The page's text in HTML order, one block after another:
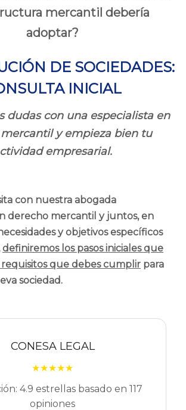
mercantil debería
adoptar?
DE SOCIEDADES:
INICIAL
dudas con una especialista en
y empieza bien tu
empresarial.
con nuestra abogada
derecho mercantil y juntos, en
y objetivos específicos
definiremos los pasos iniciales que
requisitos que debes cumplir para
sociedad.
CONESA LEGAL
★★★★★
4.9 estrellas basado en 117
opiniones